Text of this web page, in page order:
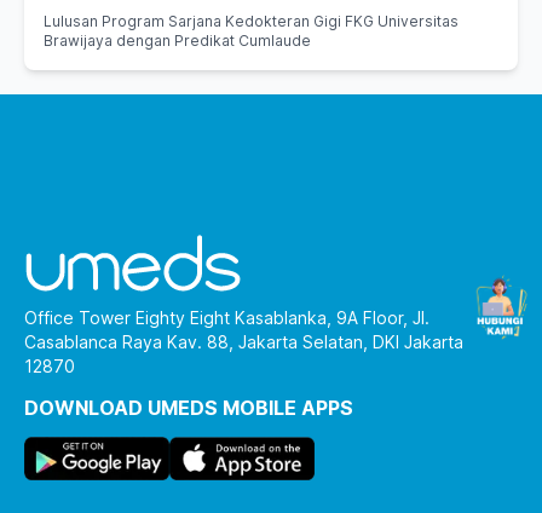
Lulusan Program Sarjana Kedokteran Gigi FKG Universitas
Brawijaya dengan Predikat Cumlaude
Office Tower Eighty Eight Kasablanka, 9A Floor, Jl.
Casablanca Raya Kav. 88, Jakarta Selatan, DKI Jakarta
12870
DOWNLOAD UMEDS MOBILE APPS